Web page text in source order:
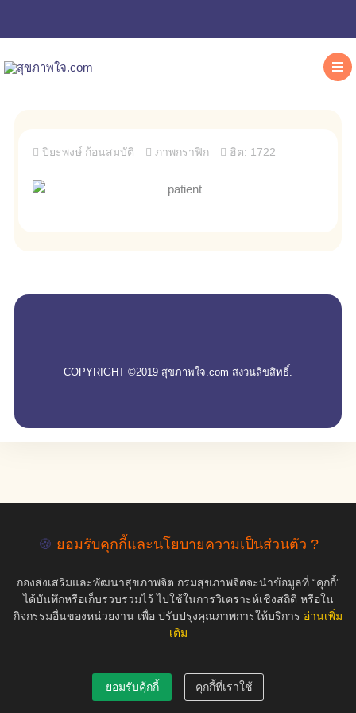
ปิยะพงษ์ ก้อนสมบัติ ภาพกราฟิก ฮิต: 1722
COPYRIGHT ©2019 สุขภาพใจ.com สงวนลิขสิทธิ์.
🍪 ยอมรับคุกกี้และนโยบายความเป็นส่วนตัว ?
กองส่งเสริมและพัฒนาสุขภาพจิต กรมสุขภาพจิตจะนำข้อมูลที่ “คุกกี้”
ได้บันทึกหรือเก็บรวบรวมไว้ ไปใช้ในการวิเคราะห์เชิงสถิติ หรือใน
กิจกรรมอื่นของหน่วยงาน เพื่อ ปรับปรุงคุณภาพการให้บริการ อ่านเพิ่ม
เติม
ยอมรับคุ้กกี้ คุกกี้ที่เราใช้